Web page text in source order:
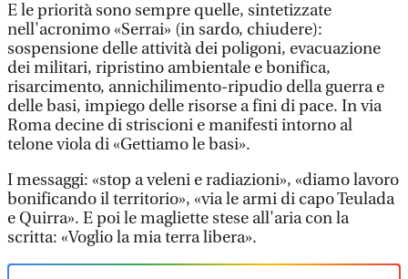
E le priorità sono sempre quelle, sintetizzate
nell'acronimo «Serrai» (in sardo, chiudere):
sospensione delle attività dei poligoni, evacuazione
dei militari, ripristino ambientale e bonifica,
risarcimento, annichilimento-ripudio della guerra e
delle basi, impiego delle risorse a fini di pace. In via
Roma decine di striscioni e manifesti intorno al
telone viola di «Gettiamo le basi».
I messaggi: «stop a veleni e radiazioni», «diamo lavoro
bonificando il territorio», «via le armi di capo Teulada
e Quirra». E poi le magliette stese all'aria con la
scritta: «Voglio la mia terra libera».